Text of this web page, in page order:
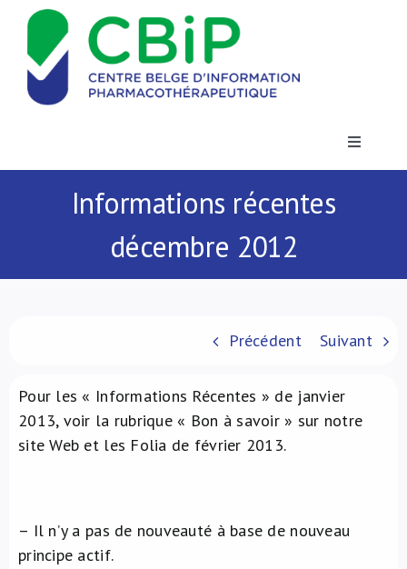
Passer
contenu
Toggle
Actualités
À propos de nous
Informations récentes
décembre 2012
Précédent Suivant
Pour les « Informations Récentes » de janvier
2013, voir la rubrique « Bon à savoir » sur notre
site Web et les Folia de février 2013.
– Il n’y a pas de nouveauté à base de nouveau
principe actif.